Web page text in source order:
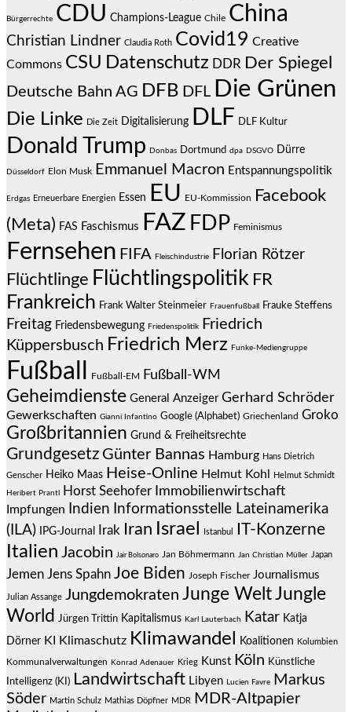
Bürgerrechte CDU Champions-League Chile China
Christian Lindner Claudia Roth Covid19 Creative
Commons CSU Datenschutz DDR Der Spiegel
Deutsche Bahn AG DFB DFL Die Grünen
Die Linke Die Zeit Digitalisierung DLF DLF Kultur
Donald Trump Donbas Dortmund dpa DSGVO Dürre
Düsseldorf Elon Musk Emmanuel Macron Entspannungspolitik
Erdgas Erneuerbare Energien Essen EU EU-Kommission
Facebook
(Meta) FAS Faschismus FAZ FDP Feminismus
Fernsehen FIFA Fleischindustrie Florian Rötzer
Flüchtlinge Flüchtlingspolitik FR
Frankreich Frank Walter Steinmeier Frauenfußball Frauke Steffens
Freitag Friedensbewegung Friedenspolitik
Friedrich
Küppersbusch Friedrich Merz Funke-Mediengruppe
Fußball Fußball-EM Fußball-WM
Geheimdienste General Anzeiger Gerhard Schröder
Gewerkschaften Gianni Infantino Google (Alphabet) Griechenland Groko
Großbritannien Grund & Freiheitsrechte
Grundgesetz Günter Bannas Hamburg Hans Dietrich
Genscher Heiko Maas Heise-Online Helmut Kohl Helmut Schmidt
Heribert Prantl Horst Seehofer Immobilienwirtschaft
Impfungen Indien Informationsstelle Lateinamerika
(ILA)
IPG-Journal Irak Iran Israel Istanbul IT-Konzerne
Italien Jacobin Jair Bolsonaro Jan Böhmermann Jan Christian Müller Japan
Jemen Jens Spahn Joe Biden Joseph Fischer Journalismus
Julian Assange Jungdemokraten Junge WeltJungle
World Jürgen Trittin Kapitalismus Karl Lauterbach Katar Katja
Dörner KI Klimaschutz Klimawandel Koalitionen Kolumbien
Kommunalverwaltungen Konrad Adenauer Krieg Kunst Köln Künstliche
Intelligenz (KI) Landwirtschaft Libyen Lucien Favre
Markus
Söder Martin Schulz Mathias Döpfner MDR MDR-Altpapier